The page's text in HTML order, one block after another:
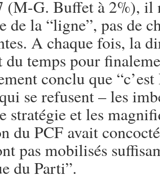
(M-G. Buffet à 2%), il
de la “ligne”, pas de
A chaque fois, la
du temps pour
conclu que
se refusent – les
stratégie et les
du PCF avait
pas mobilisés
du Parti”.